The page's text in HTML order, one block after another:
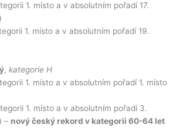
1. místo a v absolutním pořadí 17.
1. místo a v absolutním pořadí 19.
, kategorie H
1. místo a v absolutním pořadí 1. místo
1. místo a v absolutním pořadí 3.
– nový český rekord v kategorii 60-64 let